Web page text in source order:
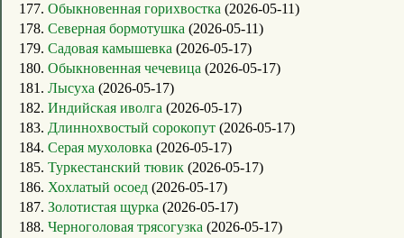
177. Обыкновенная горихвостка (2026-05-11)
178. Северная бормотушка (2026-05-11)
179. Садовая камышевка (2026-05-17)
180. Обыкновенная чечевица (2026-05-17)
181. Лысуха (2026-05-17)
182. Индийская иволга (2026-05-17)
183. Длиннохвостый сорокопут (2026-05-17)
184. Серая мухоловка (2026-05-17)
185. Туркестанский тювик (2026-05-17)
186. Хохлатый осоед (2026-05-17)
187. Золотистая щурка (2026-05-17)
188. Черноголовая трясогузка (2026-05-17)